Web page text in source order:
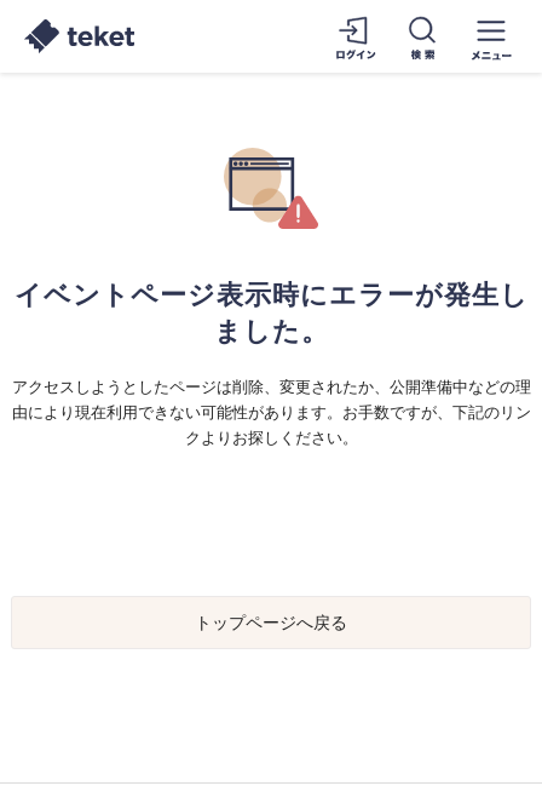
イベントページ表示時にエラーが発生し
ました。
アクセスしようとしたページは削除、変更されたか、公開準備中などの理
由により現在利用できない可能性があります。お手数ですが、下記のリン
クよりお探しください。
トップページへ戻る